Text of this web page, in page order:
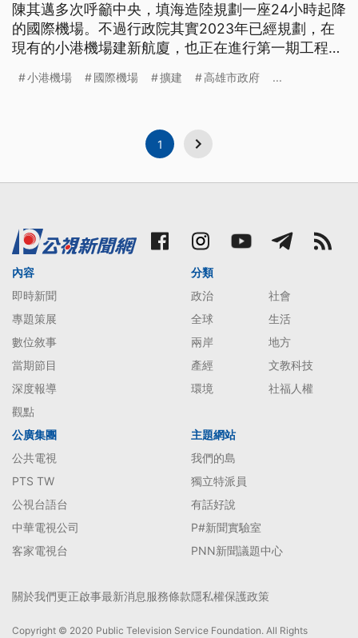
陳其邁多次呼籲中央，填海造陸規劃一座24小時起降
的國際機場。不過行政院其實2023年已經規劃，在
現有的小港機場建新航廈，也正在進行第一期工程。
需求？填海造陸又可能面臨什麼難題？
小港機場 國際機場 擴建 高雄市政府 ...
1
內容
即時新聞
專題策展
數位敘事
當期節目
深度報導
觀點
分類
政治
社會
全球
生活
兩岸
地方
產經
文教科技
環境
社福人權
公廣集團
公共電視
PTS TW
公視台語台
中華電視公司
客家電視台
主題網站
我們的島
獨立特派員
有話好說
P#新聞實驗室
PNN新聞議題中心
關於我們更正啟事最新消息服務條款隱私權保護政策
Copyright © 2020 Public Television Service Foundation. All Rights